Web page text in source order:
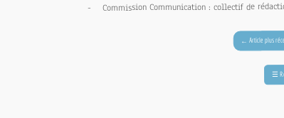
- Commission Communication : collectif de
←Article plus
☰